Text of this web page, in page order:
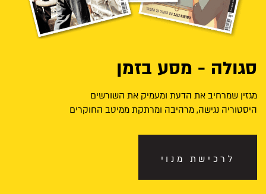
סגולה - מסע בזמן
מגזין שמרחיב את הדעת ומעמיק את השורשים
היסטוריה נגישה, מרהיבה ומרתקת ממיטב החוקרים
לרכישת מנוי